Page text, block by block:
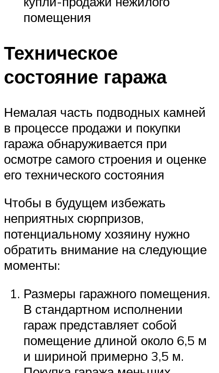
помещения
Техническое
состояние гаража
Немалая часть подводных камней
в процессе продажи и покупки
гаража обнаруживается при
осмотре самого строения и оценке
его технического состояния
Чтобы в будущем избежать
неприятных сюрпризов,
потенциальному хозяину нужно
обратить внимание на следующие
моменты:
Размеры гаражного помещения.
В стандартном исполнении
гараж представляет собой
помещение длиной около 6,5 м
и шириной примерно 3,5 м.